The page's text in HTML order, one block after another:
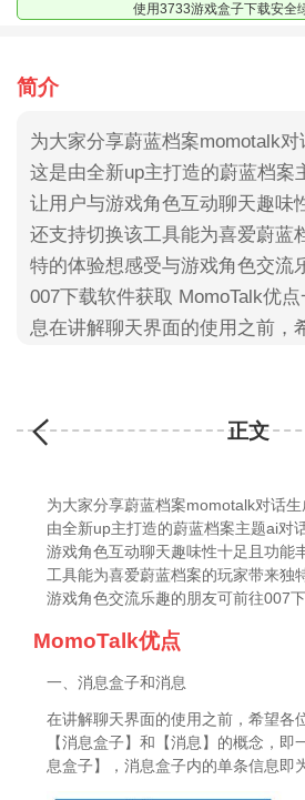
使用3733游戏盒子下载安全
简介
为大家分享蔚蓝档案momotalk
这是由全新up主打造的蔚蓝档案
让用户与游戏角色互动聊天趣味
还支持切换该工具能为喜爱蔚蓝
特的体验想感受与游戏角色交流
007下载软件获取 MomoTalk优
息在讲解聊天界面的使用之前，
正文
为大家分享蔚蓝档案momotalk对话
由全新up主打造的蔚蓝档案主题ai对
游戏角色互动聊天趣味性十足且功能
工具能为喜爱蔚蓝档案的玩家带来独
游戏角色交流乐趣的朋友可前往007
MomoTalk优点
一、消息盒子和消息
在讲解聊天界面的使用之前，希望各
【消息盒子】和【消息】的概念，即
息盒子】，消息盒子内的单条信息即